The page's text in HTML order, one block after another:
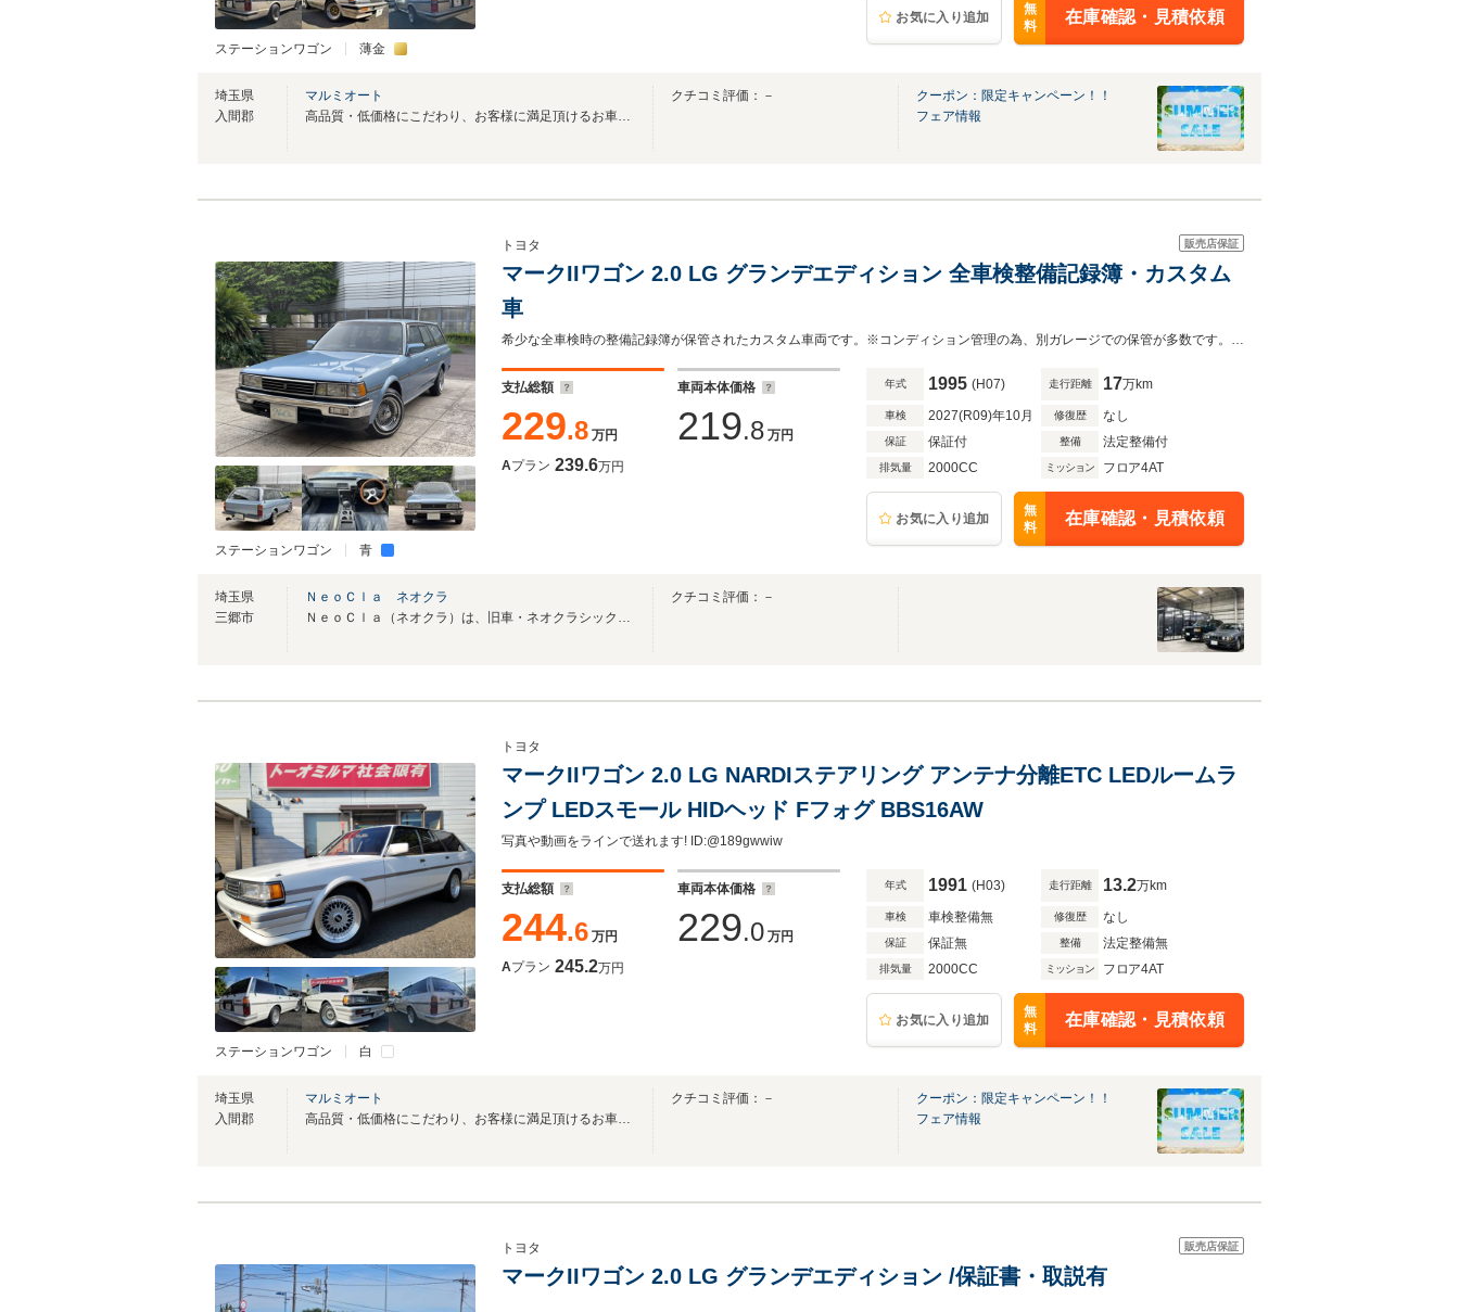
ステーションワゴン 薄金
お気に入り追加
無
料
在庫確認・見積依頼
埼玉県
入間郡
マルミオート
高品質・低価格にこだわり、お客様に満足頂けるお車を厳選してご提供！！
クチコミ評価：－
クーポン：限定キャンペーン！！
フェア情報
ステーションワゴン 青
販売店保証
トヨタ
マークIIワゴン 2.0 LG グランデエディション 全車検整備記録簿・カスタム
車
希少な全車検時の整備記録簿が保管されたカスタム車両です。※コンディション管理の為、別ガレージでの保管が多数です。ご来店の際はご連絡をお願い申し上げます。
支払総額
229.8 万円
車両本体価格
219.8 万円
Aプラン 239.6万円
年式 1995 (H07) 走行距離 17万km
車検 2027(R09)年10月 修復歴 なし
保証 保証付 整備 法定整備付
排気量 2000CC ミッション フロア4AT
お気に入り追加
無
料
在庫確認・見積依頼
埼玉県
三郷市
ＮｅｏＣｌａ ネオクラ
ＮｅｏＣｌａ（ネオクラ）は、旧車・ネオクラシックカー・ヤングタイマーの専門店です
クチコミ評価：－
ステーションワゴン 白
トヨタ
マークIIワゴン 2.0 LG NARDIステアリング アンテナ分離ETC LEDルームラ
ンプ LEDスモール HIDヘッド Fフォグ BBS16AW
写真や動画をラインで送れます! ID:@189gwwiw
支払総額
244.6 万円
車両本体価格
229.0 万円
Aプラン 245.2万円
年式 1991 (H03) 走行距離 13.2万km
車検 車検整備無 修復歴 なし
保証 保証無 整備 法定整備無
排気量 2000CC ミッション フロア4AT
お気に入り追加
無
料
在庫確認・見積依頼
埼玉県
入間郡
マルミオート
高品質・低価格にこだわり、お客様に満足頂けるお車を厳選してご提供！！
クチコミ評価：－
クーポン：限定キャンペーン！！
フェア情報
販売店保証
トヨタ
マークIIワゴン 2.0 LG グランデエディション /保証書・取説有